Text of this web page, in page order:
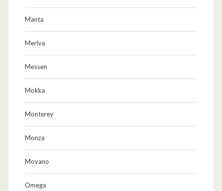
Manta
Meriva
Messen
Mokka
Monterey
Monza
Movano
Omega